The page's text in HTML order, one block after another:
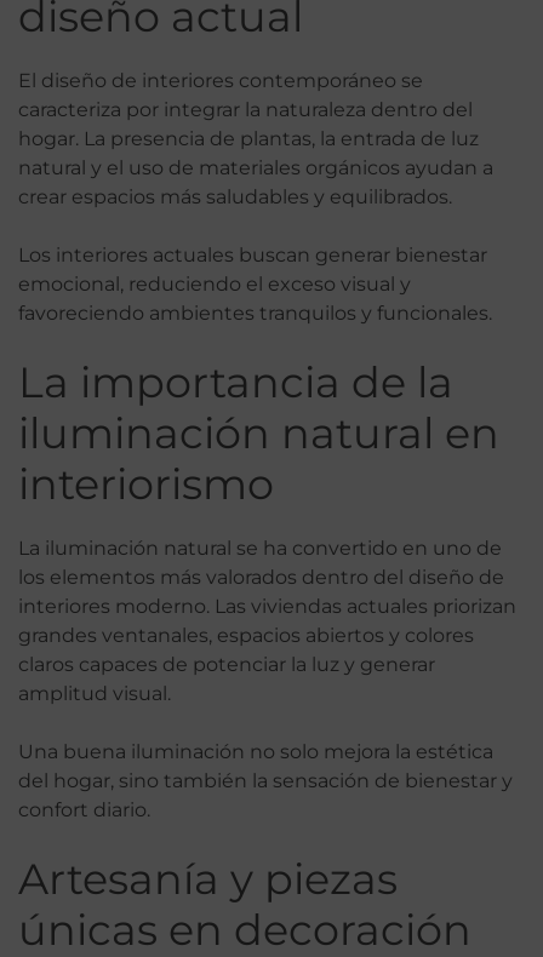
diseño actual
El diseño de interiores contemporáneo se
caracteriza por integrar la naturaleza dentro del
hogar. La presencia de plantas, la entrada de luz
natural y el uso de materiales orgánicos ayudan a
crear espacios más saludables y equilibrados.
Los interiores actuales buscan generar bienestar
emocional, reduciendo el exceso visual y
favoreciendo ambientes tranquilos y funcionales.
La importancia de la
iluminación natural en
interiorismo
La iluminación natural se ha convertido en uno de
los elementos más valorados dentro del diseño de
interiores moderno. Las viviendas actuales priorizan
grandes ventanales, espacios abiertos y colores
claros capaces de potenciar la luz y generar
amplitud visual.
Una buena iluminación no solo mejora la estética
del hogar, sino también la sensación de bienestar y
confort diario.
Artesanía y piezas
únicas en decoración